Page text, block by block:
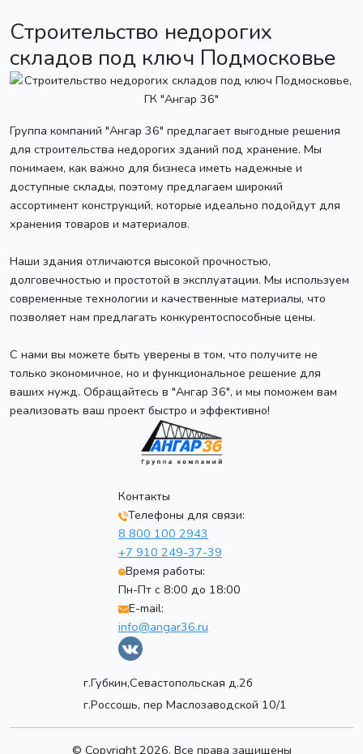
Строительство недорогих
складов под ключ Подмосковье
Группа компаний "Ангар 36" предлагает выгодные решения
для строительства недорогих зданий под хранение. Мы
понимаем, как важно для бизнеса иметь надежные и
доступные склады, поэтому предлагаем широкий
ассортимент конструкций, которые идеально подойдут для
хранения товаров и материалов.
Наши здания отличаются высокой прочностью,
долговечностью и простотой в эксплуатации. Мы используем
современные технологии и качественные материалы, что
позволяет нам предлагать конкурентоспособные цены.
С нами вы можете быть уверены в том, что получите не
только экономичное, но и функциональное решение для
ваших нужд. Обращайтесь в "Ангар 36", и мы поможем вам
реализовать ваш проект быстро и эффективно!
Контакты
Телефоны для связи:
8 800 100 2943
+7 910 249-37-39
Время работы:
Пн-Пт с 8:00 до 18:00
E-mail:
info@angar36.ru
г.Губкин,Севастопольская д.2б
г.Россошь, пер Маслозаводской 10/1
© Copyright 2026. Все права защищены